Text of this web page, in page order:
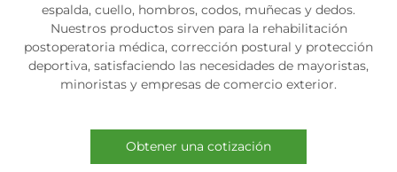
espalda, cuello, hombros, codos, muñecas y dedos.
Nuestros productos sirven para la rehabilitación
postoperatoria médica, corrección postural y protección
deportiva, satisfaciendo las necesidades de mayoristas,
minoristas y empresas de comercio exterior.
Obtener una cotización